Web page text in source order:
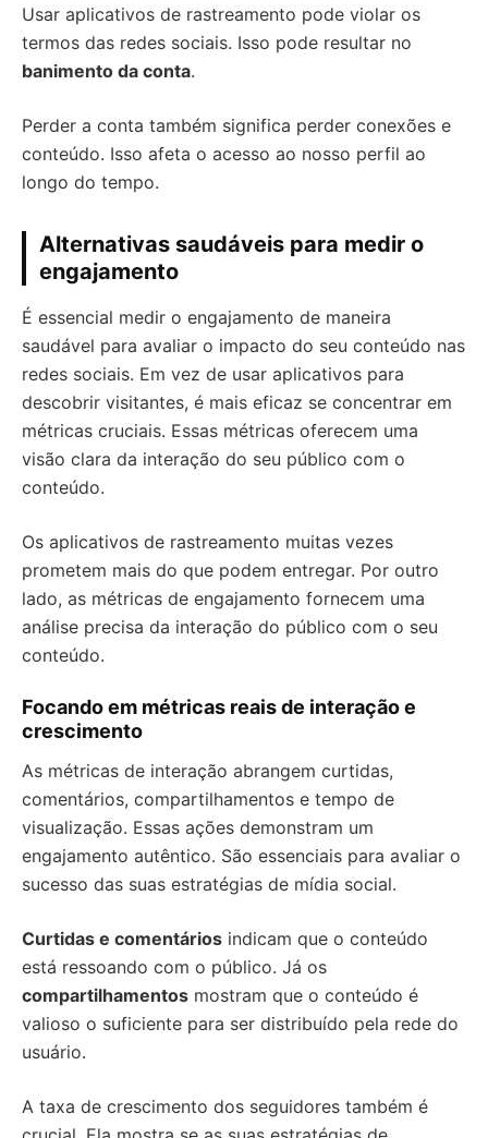
Usar aplicativos de rastreamento pode violar os
termos das redes sociais. Isso pode resultar no
banimento da conta.
Perder a conta também significa perder conexões e
conteúdo. Isso afeta o acesso ao nosso perfil ao
longo do tempo.
Alternativas saudáveis para medir o
engajamento
É essencial medir o engajamento de maneira
saudável para avaliar o impacto do seu conteúdo nas
redes sociais. Em vez de usar aplicativos para
descobrir visitantes, é mais eficaz se concentrar em
métricas cruciais. Essas métricas oferecem uma
visão clara da interação do seu público com o
conteúdo.
Os aplicativos de rastreamento muitas vezes
prometem mais do que podem entregar. Por outro
lado, as métricas de engajamento fornecem uma
análise precisa da interação do público com o seu
conteúdo.
Focando em métricas reais de interação e
crescimento
As métricas de interação abrangem curtidas,
comentários, compartilhamentos e tempo de
visualização. Essas ações demonstram um
engajamento autêntico. São essenciais para avaliar o
sucesso das suas estratégias de mídia social.
Curtidas e comentários indicam que o conteúdo
está ressoando com o público. Já os
compartilhamentos mostram que o conteúdo é
valioso o suficiente para ser distribuído pela rede do
usuário.
A taxa de crescimento dos seguidores também é